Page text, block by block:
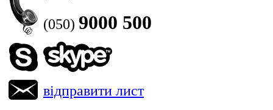
(050) 9000 500
відправити лист